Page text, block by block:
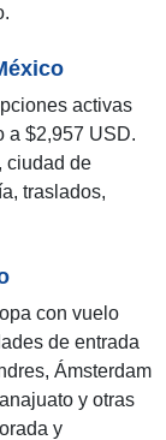
activas
a $2,957 USD.
ciudad de
traslados,
con vuelo
de entrada
Ámsterdam
y otras
y